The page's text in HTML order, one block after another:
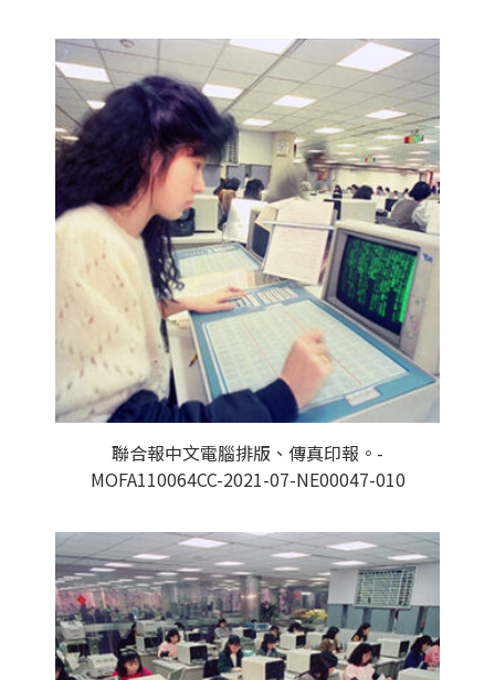
聯合報中文電腦排版、傳真印報。-
MOFA110064CC-2021-07-NE00047-010